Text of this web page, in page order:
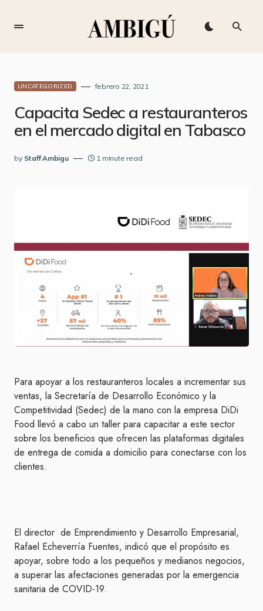
UNCATEGORIZED febrero 22, 2021
Capacita Sedec a restauranteros
en el mercado digital en Tabasco
by Staff Ambigu 1 minute read
Para apoyar a los restauranteros locales a incrementar sus
ventas, la Secretaría de Desarrollo Económico y la
Competitividad (Sedec) de la mano con la empresa DiDi
Food llevó a cabo un taller para capacitar a este sector
sobre los beneficios que ofrecen las plataformas digitales
de entrega de comida a domicilio para conectarse con los
clientes.
El director de Emprendimiento y Desarrollo Empresarial,
Rafael Echeverría Fuentes, indicó que el propósito es
apoyar, sobre todo a los pequeños y medianos negocios,
a superar las afectaciones generadas por la emergencia
sanitaria de COVID-19.